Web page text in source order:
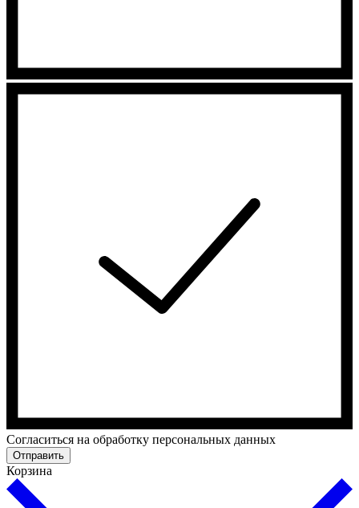
Cогласиться на обработку персональных данных
Отправить
Корзина